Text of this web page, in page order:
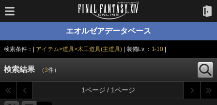
エオルゼアデータベース
検索条件：| アイテム>道具>木工道具(主道具) | 装備Lv ： 1-10
検索結果 （3件）
1ページ / 1ページ